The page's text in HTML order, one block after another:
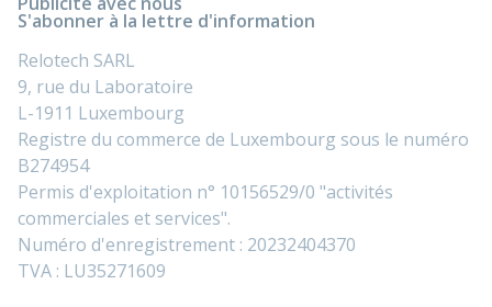
S'abonner à la lettre d'information
Relotech SARL
9, rue du Laboratoire
L-1911 Luxembourg
Registre du commerce de Luxembourg sous le numéro
B274954
Permis d'exploitation n° 10156529/0 "activités
commerciales et services".
Numéro d'enregistrement : 20232404370
TVA : LU35271609